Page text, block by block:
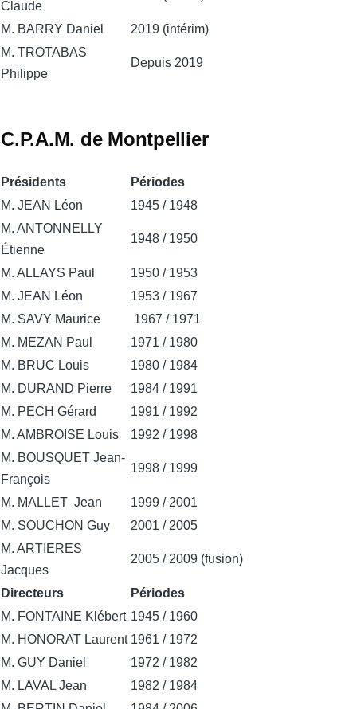
Claude
M. BARRY Daniel
2019 (intérim)
M. TROTABAS
Philippe
Depuis 2019
C.P.A.M. de Montpellier
Présidents
Périodes
M. JEAN Léon
1945 / 1948
M. ANTONNELLY
Étienne
1948 / 1950
M. ALLAYS Paul
1950 / 1953
M. JEAN Léon
1953 / 1967
M. SAVY Maurice
1967 / 1971
M. MEZAN Paul
1971 / 1980
M. BRUC Louis
1980 / 1984
M. DURAND Pierre
1984 / 1991
M. PECH Gérard
1991 / 1992
M. AMBROISE Louis
1992 / 1998
M. BOUSQUET Jean-
François
1998 / 1999
M. MALLET Jean
1999 / 2001
M. SOUCHON Guy
2001 / 2005
M. ARTIERES
Jacques
2005 / 2009 (fusion)
Directeurs
Périodes
M. FONTAINE Klébert 1945 / 1960
M. HONORAT Laurent 1961 / 1972
M. GUY Daniel
1972 / 1982
M. LAVAL Jean
1982 / 1984